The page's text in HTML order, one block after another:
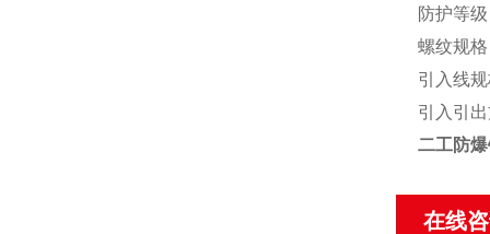
防护等
螺纹规
引入线
引入引
二工防
在线